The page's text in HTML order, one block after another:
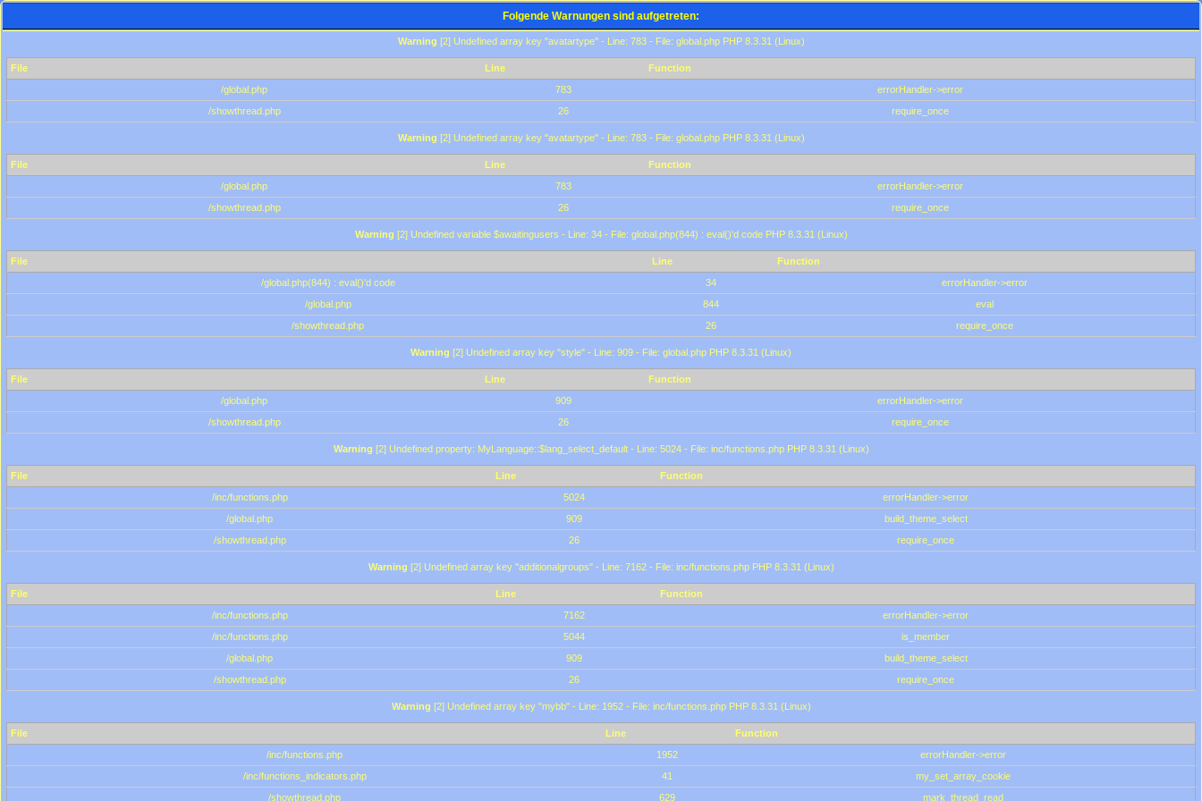
Folgende Warnungen sind aufgetreten:
Warning [2] Undefined array key "avatartype" - Line: 783 - File: global.php PHP 8.3.31 (Linux)
File Line
Function
/global.php
783
errorHandler->error
/showthread.php
26 require_once
Warning [2] Undefined array key "avatartype" - Line: 783 - File: global.php PHP 8.3.31 (Linux)
File Line
Function
/global.php
783
errorHandler->error
/showthread.php
26 require_once
Warning [2] Undefined variable $awaitingusers - Line: 34 - File: global.php(844) : eval()'d code PHP 8.3.31 (Linux)
File Line
Function
/global.php(844) : eval()'d code
34
errorHandler->error
/global.php
844
eval
/showthread.php
26 require_once
Warning [2] Undefined array key "style" - Line: 909 - File: global.php PHP 8.3.31 (Linux)
File Line
Function
/global.php
909
errorHandler->error
/showthread.php
26 require_once
Warning [2] Undefined property: MyLanguage::$lang_select_default - Line: 5024 - File: inc/functions.php PHP 8.3.31 (Linux)
File Line
Function
/inc/functions.php
5024
errorHandler->error
/global.php
909
build_theme_select
/showthread.php
26 require_once
Warning [2] Undefined array key "additionalgroups" - Line: 7162 - File: inc/functions.php PHP 8.3.31 (Linux)
File Line
Function
/inc/functions.php
7162
errorHandler->error
/inc/functions.php
5044
is_member
/global.php
909
build_theme_select
/showthread.php
26 require_once
Warning [2] Undefined array key "mybb" - Line: 1952 - File: inc/functions.php PHP 8.3.31 (Linux)
File Line
Function
/inc/functions.php
1952
errorHandler->error
/inc/functions_indicators.php
41
my_set_array_cookie
/showthread.php
629 mark_thread_read